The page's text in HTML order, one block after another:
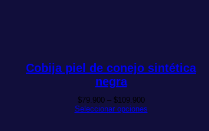
Cobija piel de conejo sintética
negra
$79.900 – $109.900Rango
de
Seleccionar opciones